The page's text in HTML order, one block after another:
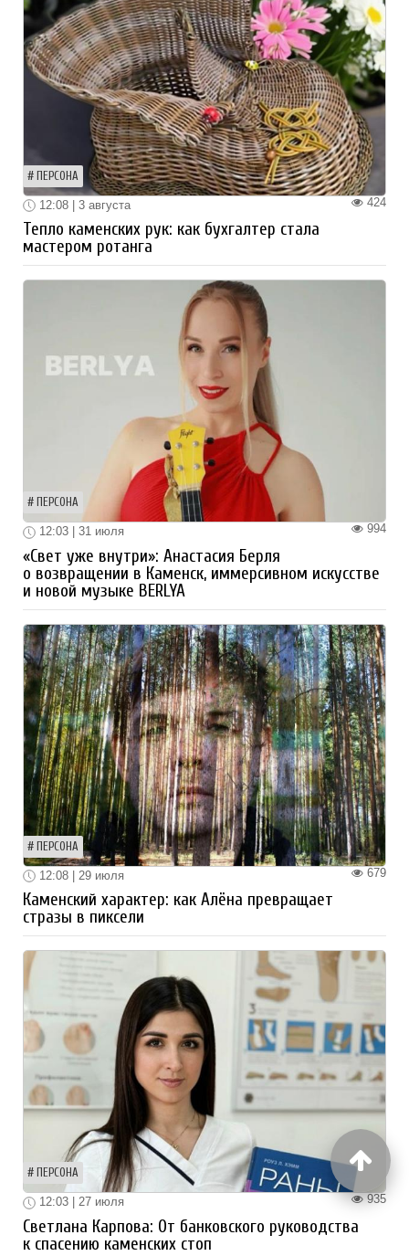
ПЕРСОНА
424
12:08 | 3 августа
Тепло каменских рук: как бухгалтер стала
мастером ротанга
ПЕРСОНА
994
12:03 | 31 июля
«Свет уже внутри»: Анастасия Берля
о возвращении в Каменск, иммерсивном искусстве
и новой музыке BERLYA
ПЕРСОНА
679
12:08 | 29 июля
Каменский характер: как Алёна превращает
стразы в пиксели
ПЕРСОНА
935
12:03 | 27 июля
Светлана Карпова: От банковского руководства
к спасению каменских стоп